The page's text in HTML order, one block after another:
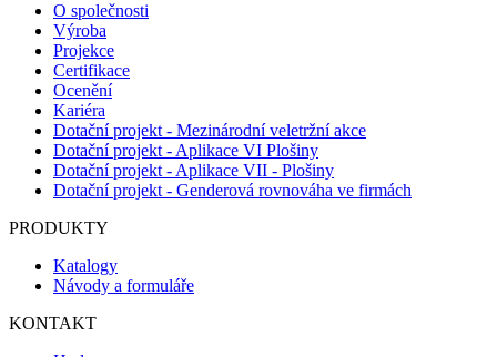
O společnosti
Výroba
Projekce
Certifikace
Ocenění
Kariéra
Dotační projekt - Mezinárodní veletržní akce
Dotační projekt - Aplikace VI Plošiny
Dotační projekt - Aplikace VII - Plošiny
Dotační projekt - Genderová rovnováha ve firmách
PRODUKTY
Katalogy
Návody a formuláře
KONTAKT